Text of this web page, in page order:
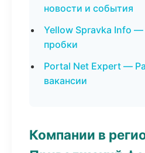
новости и события
Yellow Spravka Info —
пробки
Portal Net Expert —
вакансии
Компании в